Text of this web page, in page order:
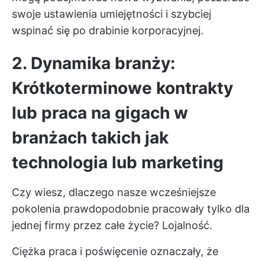
swoje ustawienia umiejętności i szybciej
wspinać się po drabinie korporacyjnej.
2. Dynamika branży:
Krótkoterminowe kontrakty
lub praca na gigach w
branżach takich jak
technologia lub marketing
Czy wiesz, dlaczego nasze wcześniejsze
pokolenia prawdopodobnie pracowały tylko dla
jednej firmy przez całe życie? Lojalność.
Ciężka praca i poświęcenie oznaczały, że